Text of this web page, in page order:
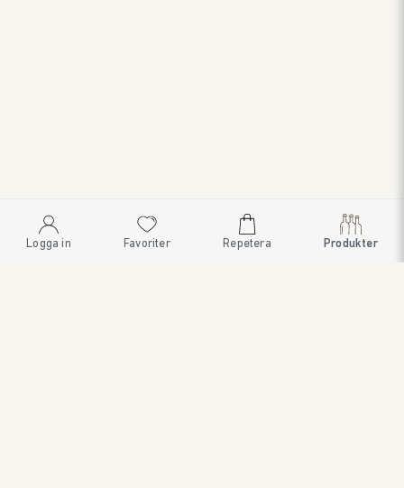
Logga in Favoriter Repetera Produkter